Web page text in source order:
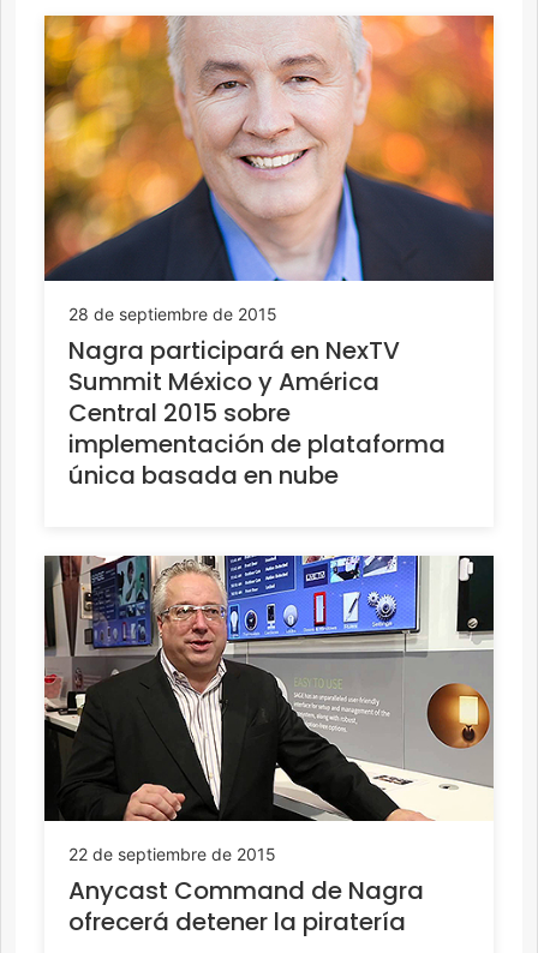
28 de septiembre de 2015
Nagra participará en NexTV
Summit México y América
Central 2015 sobre
implementación de plataforma
única basada en nube
22 de septiembre de 2015
Anycast Command de Nagra
ofrecerá detener la piratería